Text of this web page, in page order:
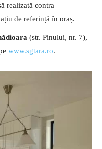
realizată contra
de referință în oraș.
(str. Pinului, nr. 7),
www.sgtara.ro.